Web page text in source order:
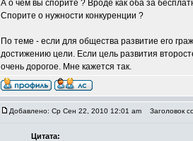
А о чем вы спорите ? Вроде как оба за
Спорите о нужности конкуренции ?
По теме - если для общества развитие его
достижению цели. Если цель развития
очень дорогое. Мне кажется так.
Добавлено: Ср Сен 22, 2010 12:01 am Заголовок
Цитата: